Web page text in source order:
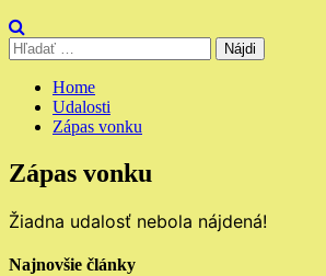
Hľadať:
Home
Udalosti
Zápas vonku
Zápas vonku
Žiadna udalosť nebola nájdená!
Najnovšie články